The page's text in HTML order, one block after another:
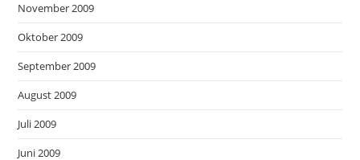
November 2009
Oktober 2009
September 2009
August 2009
Juli 2009
Juni 2009